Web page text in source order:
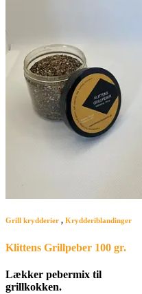
Grill krydderier , Krydderiblandinger
Klittens Grillpeber 100 gr.
Lækker pebermix til
grillkokken.